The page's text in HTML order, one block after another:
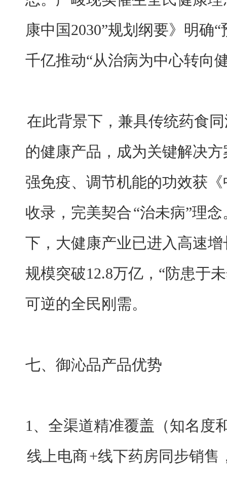
康中国2030”规划纲要》明确
千亿推动“从治病为中心转向
在此背景下，兼具传统药食
的健康产品，成为关键解决
强免疫、调节机能的功效获
收录，完美契合“治未病”理
下，大健康产业已进入高速
规模突破12.8万亿，“防患于
可逆的全民刚需。
七、 御沁品产品优势
1、全渠道精准覆盖（知名度
线上电商+线下药房同步销售